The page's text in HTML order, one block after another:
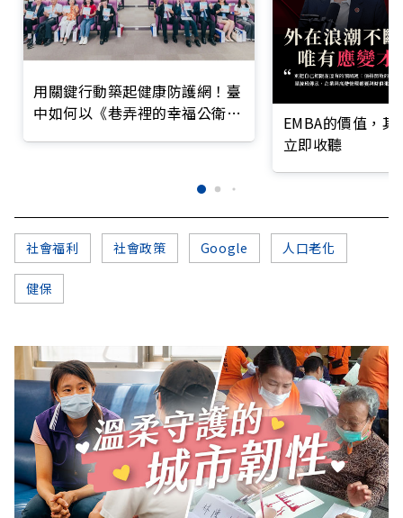
用關鍵行動築起健康防護網！臺
中如何以《巷弄裡的幸福公衛》
EMBA的價值，
立即收聽
社會福利 社會政策 Google 人口老化
健保